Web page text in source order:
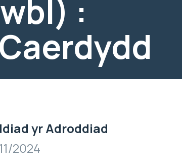
:
yr Adroddiad
2024